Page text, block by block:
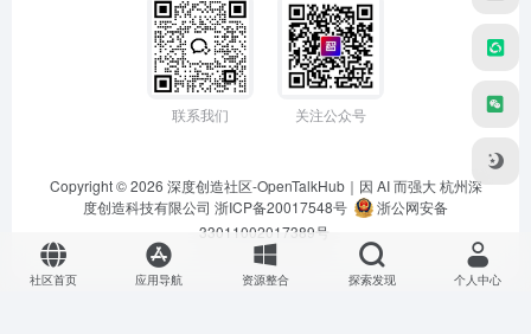
联系我们 关注公众号
Copyright © 2026 深度创造社区-OpenTalkHub｜因 AI 而强大 杭州深
度创造科技有限公司 浙ICP备20017548号
浙公网安备
33011002017389号
社区首页 应用导航 资源整合 探索发现 个人中心